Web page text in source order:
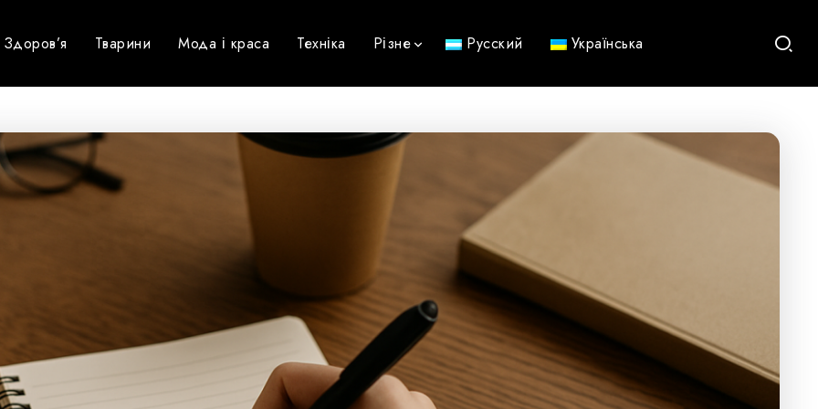
Здоров’я Тварини Мода і краса Техніка Різне Русский Українська